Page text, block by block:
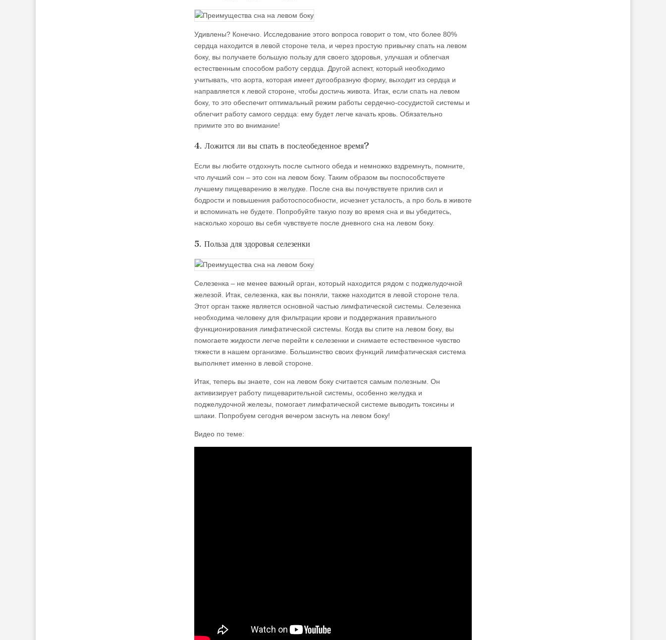
Удивлены? Конечно. Исследование этого вопроса говорит о том, что более 80%
сердца находится в левой стороне тела, и через простую привычку спать на левом
боку, вы получаете большую пользу для своего здоровья, улучшая и облегчая
естественным способом работу сердца. Другой аспект, который необходимо
учитывать, что аорта, которая имеет дугообразную форму, выходит из сердца и
направляется к левой стороне, чтобы достичь живота. Итак, если спать на левом
боку, то это обеспечит оптимальный режим работы сердечно-сосудистой системы и
облегчит работу самого сердца: ему будет легче качать кровь. Обязательно
примите это во внимание!
4. Ложится ли вы спать в послеобеденное время?
Если вы любите отдохнуть после сытного обеда и немножко вздремнуть, помните,
что лучший сон – это сон на левом боку. Таким образом вы поспособствуете
лучшему пищеварению в желудке. После сна вы почувствуете прилив сил и
бодрости и повышения работоспособности, исчезнет усталость, а про боль в животе
и вспоминать не будете. Попробуйте такую позу во время сна и вы убедитесь,
насколько хорошо вы себя чувствуете после дневного сна на левом боку.
5. Польза для здоровья селезенки
Селезенка – не менее важный орган, который находится рядом с поджелудочной
железой. Итак, селезенка, как вы поняли, также находится в левой стороне тела.
Этот орган также является основной частью лимфатической системы. Селезенка
необходима человеку для фильтрации крови и поддержания правильного
функционирования лимфатической системы. Когда вы спите на левом боку, вы
помогаете жидкости легче перейти к селезенки и снимаете естественное чувство
тяжести в нашем организме. Большинство своих функций лимфатическая система
выполняет именно в левой стороне.
Итак, теперь вы знаете, сон на левом боку считается самым полезным. Он
активизирует работу пищеварительной системы, особенно желудка и
поджелудочной железы, помогает лимфатической системе выводить токсины и
шлаки. Попробуем сегодня вечером заснуть на левом боку!
Видео по теме: